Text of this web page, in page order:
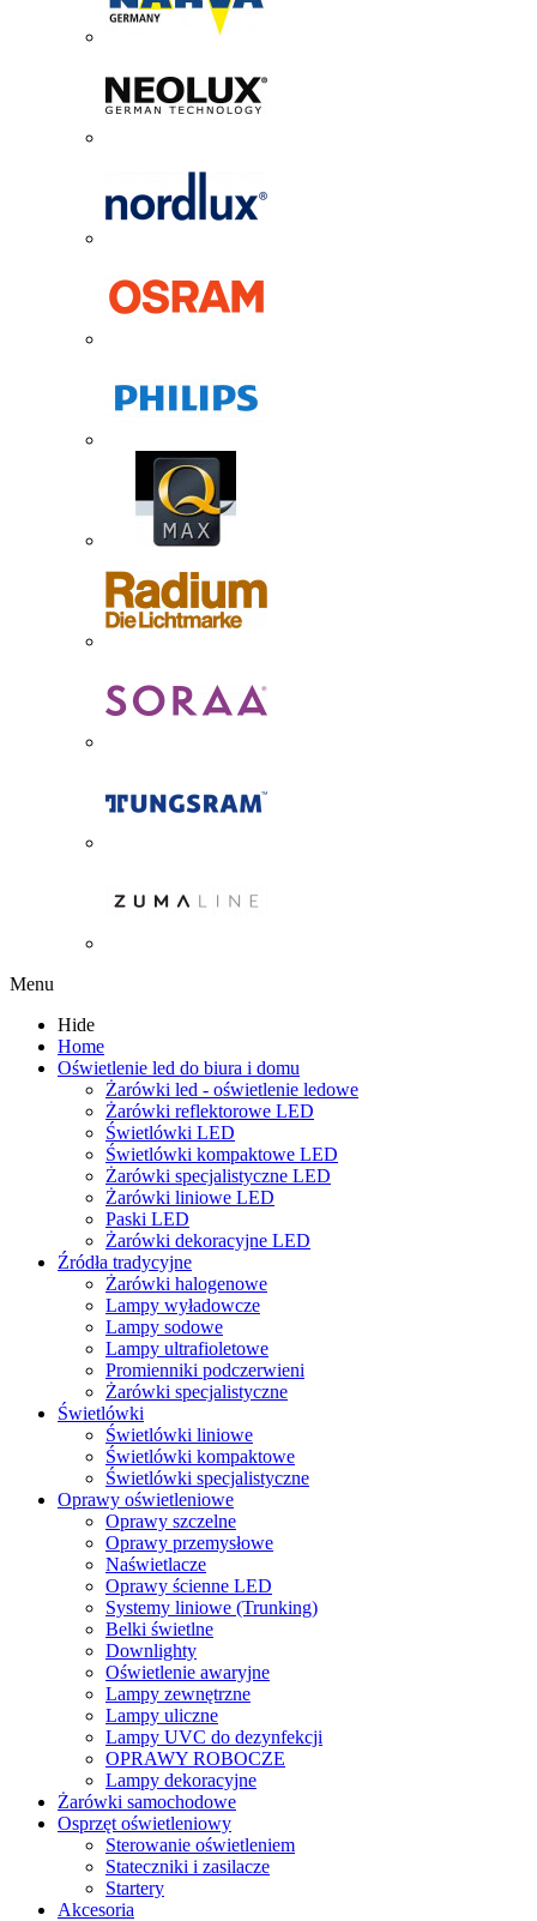
Menu
Hide
Home
Oświetlenie led do biura i domu
Żarówki led - oświetlenie ledowe
Żarówki reflektorowe LED
Świetlówki LED
Świetlówki kompaktowe LED
Żarówki specjalistyczne LED
Żarówki liniowe LED
Paski LED
Żarówki dekoracyjne LED
Źródła tradycyjne
Żarówki halogenowe
Lampy wyładowcze
Lampy sodowe
Lampy ultrafioletowe
Promienniki podczerwieni
Żarówki specjalistyczne
Świetlówki
Świetlówki liniowe
Świetlówki kompaktowe
Świetlówki specjalistyczne
Oprawy oświetleniowe
Oprawy szczelne
Oprawy przemysłowe
Naświetlacze
Oprawy ścienne LED
Systemy liniowe (Trunking)
Belki świetlne
Downlighty
Oświetlenie awaryjne
Lampy zewnętrzne
Lampy uliczne
Lampy UVC do dezynfekcji
OPRAWY ROBOCZE
Lampy dekoracyjne
Żarówki samochodowe
Osprzęt oświetleniowy
Sterowanie oświetleniem
Stateczniki i zasilacze
Startery
Akcesoria